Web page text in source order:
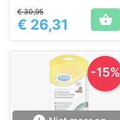
Prijs
€ 30,95
€ 26,31 
-15%